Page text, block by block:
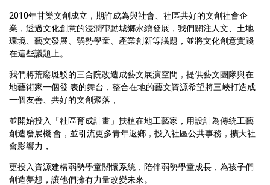
2010年甘樂文創成立，期許成為與社會、社區共好的文創社會企
業，透過文化創意的浸潤帶動城鄉永續發展，我們關注人文、土地
環境、藝文發展、弱勢學童、產業創新等議題，並將文化創意實踐
在這些議題上。
我們將荒廢斑駁的三合院改造成藝文展演空間，提供藝文團隊與在
地藝術家一個發 表的舞台，整合在地的藝文資源希望將三峽打造成
一個友善、共好的文創聚落，
並開始投入「社區育成計畫」扶植在地工藝家，用設計為傳統工藝
創造發展機 會，並引流更多青年返鄉，投入社區公共事務，擴大社
會影響力，
更投入資源建構弱勢學童關懷系統，陪伴弱勢學童成長，為孩子們
創造夢想，讓他們擁有力量改變未來。